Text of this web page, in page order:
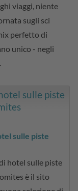
viaggi, niente
sugli sci
perfetto di
unico - negli
sulle piste
sulle piste
hotel sulle piste
è il sito